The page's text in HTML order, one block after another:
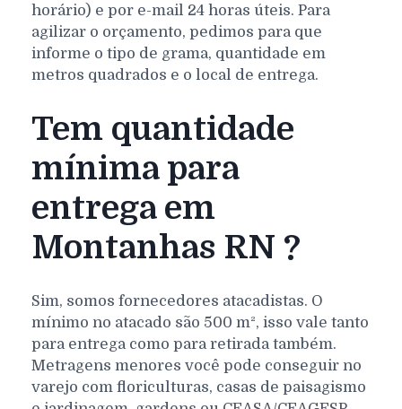
horário) e por e-mail 24 horas úteis. Para
agilizar o orçamento, pedimos para que
informe o tipo de grama, quantidade em
metros quadrados e o local de entrega.
Tem quantidade
mínima para
entrega em
Montanhas RN ?
Sim, somos fornecedores atacadistas. O
mínimo no atacado são 500 m², isso vale tanto
para entrega como para retirada também.
Metragens menores você pode conseguir no
varejo com floriculturas, casas de paisagismo